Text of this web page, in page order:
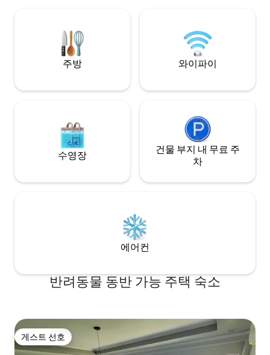
료 포함
주방 와이파이
수영장
건물 부지 내 무료 주
차
에어컨
반려동물 동반 가능 주택 숙소
게스트 선호
게스트 선호